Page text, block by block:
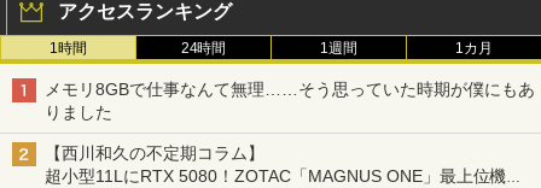
応】Dell OptiPlex 3080 SFF/第10世代 C
ore i5/メモリ:8GB/16GB/32GB/SSD:25
6GB/512GB/1TB/USB 3.2/DP/HDMI/Wi-f
i/2画面出力/Windows11/Windows10/Of
fice/中古 デスクトップ デスクトップPC
￥45,800
アクセスランキング
1時間 24時間 1週間 1カ月
メモリ8GBで仕事なんて無理……そう思っていた時期が僕にもあ
りました
【西川和久の不定期コラム】
超小型11LにRTX 5080！ZOTAC「MAGNUS ONE」最上位機の